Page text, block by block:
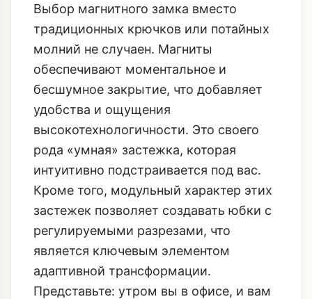
Выбор магнитного замка вместо
традиционных крючков или потайных
молний не случаен. Магниты
обеспечивают моментальное и
бесшумное закрытие, что добавляет
удобства и ощущения
высокотехнологичности. Это своего
рода «умная» застежка, которая
интуитивно подстраивается под вас.
Кроме того, модульный характер этих
застежек позволяет создавать юбки с
регулируемыми разрезами, что
является ключевым элементом
адаптивной трансформации.
Представьте: утром вы в офисе, и вам